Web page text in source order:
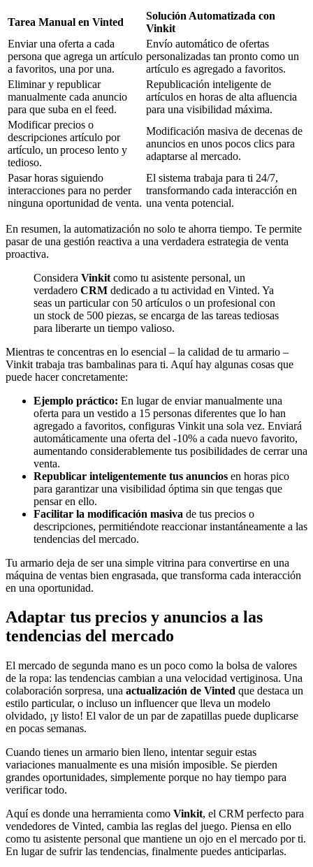
Tarea Manual en Vinted
Solución Automatizada con
Vinkit
Enviar una oferta a cada
persona que agrega un artículo
a favoritos, una por una.
Envío automático de ofertas
personalizadas tan pronto como un
artículo es agregado a favoritos.
Eliminar y republicar
manualmente cada anuncio
para que suba en el feed.
Republicación inteligente de
artículos en horas de alta afluencia
para una visibilidad máxima.
Modificar precios o
descripciones artículo por
artículo, un proceso lento y
tedioso.
Modificación masiva de decenas de
anuncios en unos pocos clics para
adaptarse al mercado.
Pasar horas siguiendo
interacciones para no perder
ninguna oportunidad de venta.
El sistema trabaja para ti 24/7,
transformando cada interacción en
una venta potencial.
En resumen, la automatización no solo te ahorra tiempo. Te permite
pasar de una gestión reactiva a una verdadera estrategia de venta
proactiva.
Considera Vinkit como tu asistente personal, un
verdadero CRM dedicado a tu actividad en Vinted. Ya
seas un particular con 50 artículos o un profesional con
un stock de 500 piezas, se encarga de las tareas tediosas
para liberarte un tiempo valioso.
Mientras te concentras en lo esencial – la calidad de tu armario –
Vinkit trabaja tras bambalinas para ti. Aquí hay algunas cosas que
puede hacer concretamente:
Ejemplo práctico: En lugar de enviar manualmente una
oferta para un vestido a 15 personas diferentes que lo han
agregado a favoritos, configuras Vinkit una sola vez. Enviará
automáticamente una oferta del -10% a cada nuevo favorito,
aumentando considerablemente tus posibilidades de cerrar una
venta.
Republicar inteligentemente tus anuncios en horas pico
para garantizar una visibilidad óptima sin que tengas que
pensar en ello.
Facilitar la modificación masiva de tus precios o
descripciones, permitiéndote reaccionar instantáneamente a las
tendencias del mercado.
Tu armario deja de ser una simple vitrina para convertirse en una
máquina de ventas bien engrasada, que transforma cada interacción
en una oportunidad.
Adaptar tus precios y anuncios a las
tendencias del mercado
El mercado de segunda mano es un poco como la bolsa de valores
de la ropa: las tendencias cambian a una velocidad vertiginosa. Una
colaboración sorpresa, una actualización de Vinted que destaca un
estilo particular, o incluso un influencer que lleva un modelo
olvidado, ¡y listo! El valor de un par de zapatillas puede duplicarse
en pocas semanas.
Cuando tienes un armario bien lleno, intentar seguir estas
variaciones manualmente es una misión imposible. Se pierden
grandes oportunidades, simplemente porque no hay tiempo para
verificar todo.
Aquí es donde una herramienta como Vinkit, el CRM perfecto para
vendedores de Vinted, cambia las reglas del juego. Piensa en ello
como tu asistente personal que mantiene un ojo en el mercado por ti.
En lugar de sufrir las tendencias, finalmente puedes anticiparlas.